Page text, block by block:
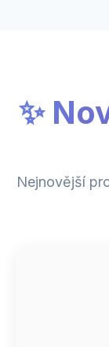
✨
Nejnovější